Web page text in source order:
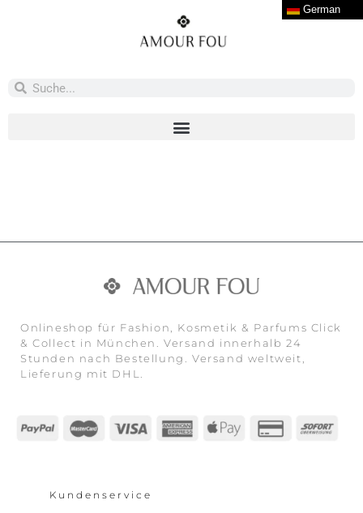
Onlineshop für Fashion, Kosmetik & Parfums Click
& Collect in München. Versand innerhalb 24
Stunden nach Bestellung. Versand weltweit,
Lieferung mit DHL.
Kundenservice
German